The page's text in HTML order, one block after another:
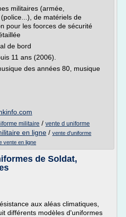
militaires (armée,
de matériels de
pour les foorces de sécurité
de bord
11 ans (2006).
des années 80, musique
militaire / vente d uniforme
en ligne / vente d'uniforme
vente en ligne
de Soldat,
aux aléas climatiques,
différents modèles d'uniformes